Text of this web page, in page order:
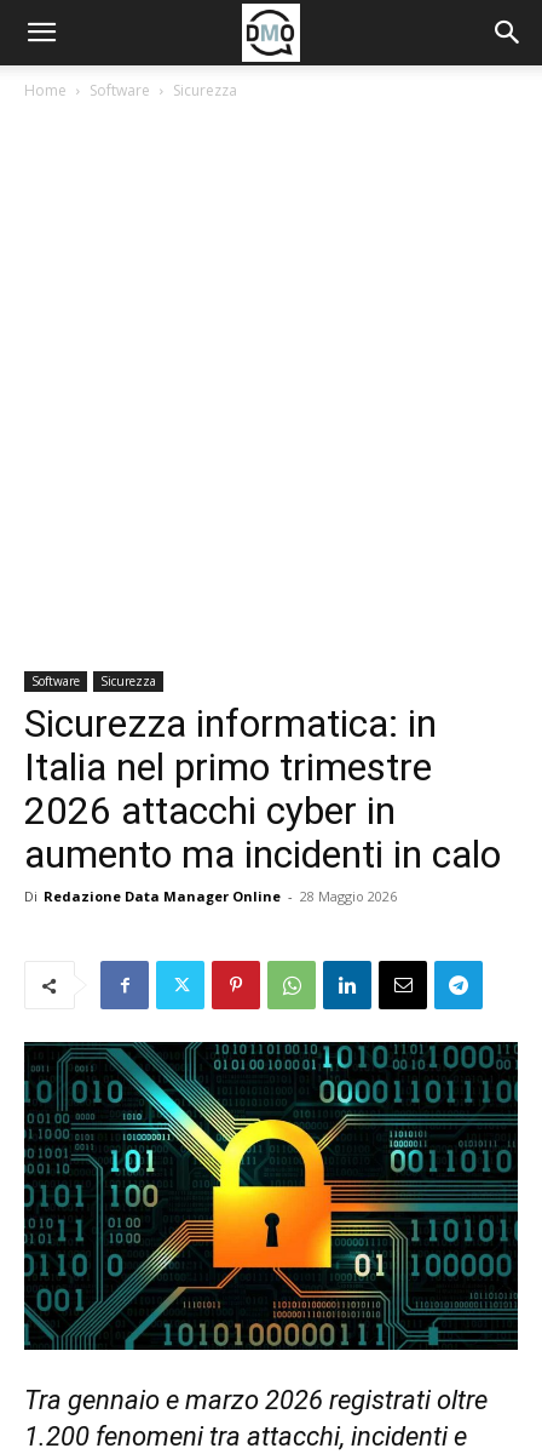
Home Software Sicurezza
Software Sicurezza
Sicurezza informatica: in
Italia nel primo trimestre
2026 attacchi cyber in
aumento ma incidenti in calo
Di Redazione Data Manager Online - 28 Maggio 2026
Tra gennaio e marzo 2026 registrati oltre
1.200 fenomeni tra attacchi, incidenti e